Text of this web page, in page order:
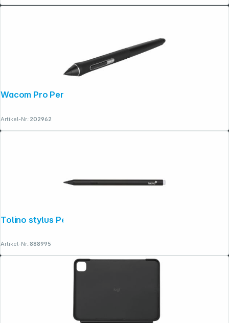
Wacom Pro Pen 2
Artikel-Nr.:202962
Tolino stylus Pen
Artikel-Nr.:888995